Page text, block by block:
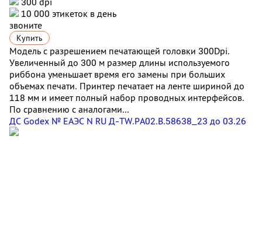
10 000 этикеток в день
звоните
Купить
Модель с разрешением печатающей головки 300Dpi.
Увеличенный до 300 м размер длины используемого
риббона уменьшает время его замены при больших
объемах печати. Принтер печатает на ленте шириной до
118 мм и имеет полный набор проводных интерфейсов.
По сравнению с аналогами...
ДС Godex № ЕАЭС N RU Д-TW.РА02.В.58638_23 до 03.26